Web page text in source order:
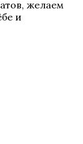
желаем
и